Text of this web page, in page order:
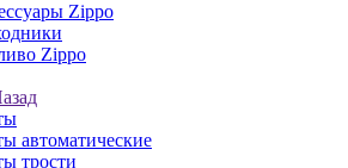
Zippo
Zippo
автоматические
трости